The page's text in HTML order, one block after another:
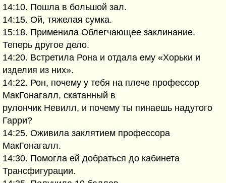
14:10. Пошла в большой зал.
14:15. Ой, тяжелая сумка.
15:18. Применила Облегчающее заклинание.
Теперь другое дело.
14:20. Встретила Рона и отдала ему «Хорьки и
изделия из них».
14:22. Рон, почему у тебя на плече профессор
МакГонагалл, скатанный в
рулончик Невилл, и почему ты пинаешь надутого
Гарри?
14:25. Оживила заклятием профессора
МакГонагалл.
14:30. Помогла ей добраться до кабинета
Трансфигурации.